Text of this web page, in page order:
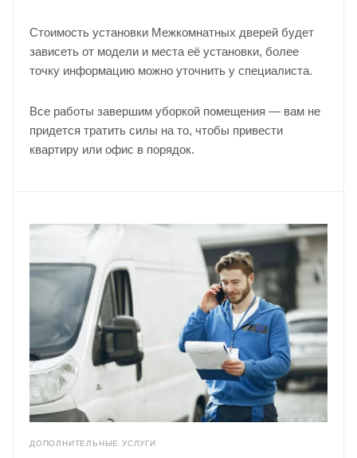
Стоимость установки Межкомнатных дверей будет
зависеть от модели и места её установки, более
точку информацию можно уточнить у специалиста.
Все работы завершим уборкой помещения — вам не
придется тратить силы на то, чтобы привести
квартиру или офис в порядок.
ДОПОЛНИТЕЛЬНЫЕ УСЛУГИ